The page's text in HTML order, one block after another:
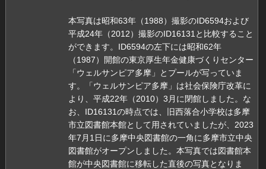
本写真は昭和63年（1988）撮影のID6594および
平成24年（2012）撮影のID16131と比較すること
ができます。ID6594の左下には昭和62年
（1987）開館の東京厚生年金健康づくりセンター
「ウェルサンピア多摩」とプールが写っていま
す。「ウェルサンピア多摩」は社会保険庁改革に
より、平成22年（2010）3月に閉館しました。な
お、ID16131の時点では、旧西落合小学校は多摩
市立図書館本館として用されていましたが、2023
年7月1日に多摩中央図書館の一角に多摩市立中央
図書館がオープンしました。本写真では図書館本
館が中央図書館に移転した直後の写真となりま